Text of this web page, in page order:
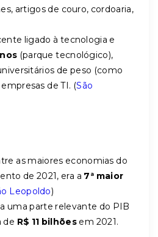
artigos de couro, cordoaria,
ligado à tecnologia e
(parque tecnológico),
de peso (como
de TI. (São
as maiores economias do
de 2021, era a 7ª maior
Leopoldo)
uma parte relevante do PIB
de R$ 11 bilhõesem 2021.